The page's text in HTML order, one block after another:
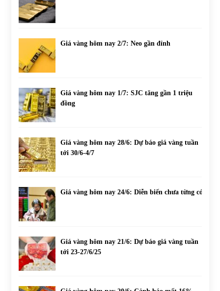
Giá vàng hôm nay 2/7: Neo gần đỉnh
Giá vàng hôm nay 1/7: SJC tăng gần 1 triệu
đồng
Giá vàng hôm nay 28/6: Dự báo giá vàng tuần
tới 30/6-4/7
Giá vàng hôm nay 24/6: Diễn biến chưa từng có
Giá vàng hôm nay 21/6: Dự báo giá vàng tuần
tới 23-27/6/25